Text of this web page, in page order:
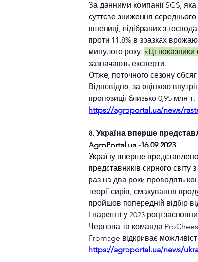
За данними компанії SGS,
суттєве зниження середнього
пшениці, відібраних з
проти 11,8% в зразках
минулого року. «Ці показники
зазначають експерти.
Отже, поточного сезону
Відповідно, за оцінкою
пропозиції близько 0,95 млн т.
https://agroportal.ua/news/
8. Україна вперше
AgroPortal.ua.-16.09.2023
Україну вперше
представників сирного
раз на два роки проводять
теорії сирів, смакування
пройшов попередній відбір
І нарешті у 2023 році
Чернова та команда
Fromage відкриває
https://agroportal.ua/news/